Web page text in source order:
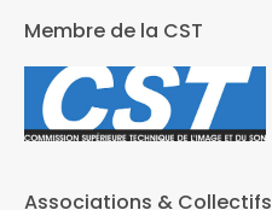
Membre de la CST
Associations & Collectifs